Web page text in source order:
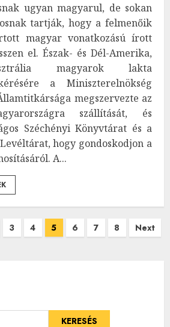
ugyan magyarul, de sokan
tartják, hogy a felmenőik
magyar vonatkozású írott
el. Észak- és Dél-Amerika,
magyarok lakta
a Miniszterelnökség
megszervezte az
szállítását, és
Széchényi Könyvtárat és a
hogy gondoskodjon a
A...
3 4 5 6 7 8 Next
KERESÉS